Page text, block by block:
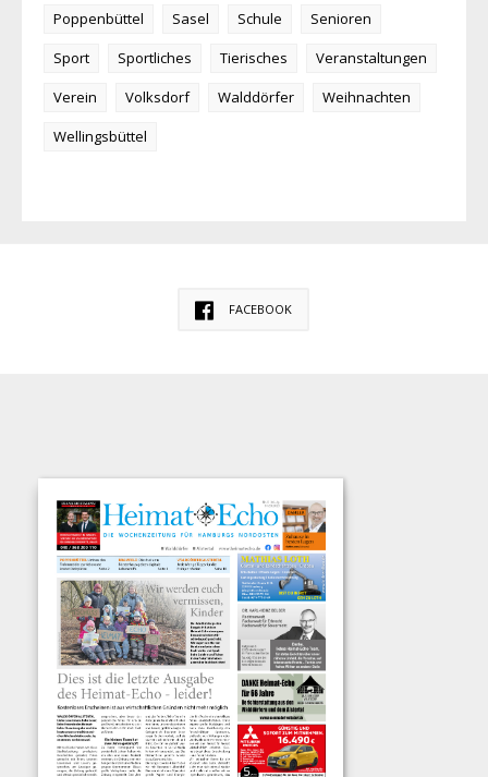
Poppenbüttel
Sasel Schule
Senioren
Sport
Sportliches Tierisches
Veranstaltungen
Verein
Volksdorf Walddörfer
Weihnachten
Wellingsbüttel
FACEBOOK